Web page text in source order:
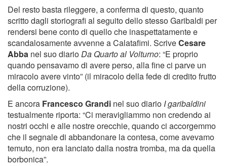
Del resto basta rileggere, a conferma di questo, quanto
scritto dagli storiografi al seguito dello stesso Garibaldi per
rendersi bene conto di quello che inaspettatamente e
scandalosamente avvenne a Calatafimi. ScriveCesare
Abba nel suo diarioDa Quarto al Volturno: “E proprio
quando pensavamo di avere perso, alla fine ci parve un
miracolo avere vinto” (il miracolo della fede di credito frutto
della corruzione).
E ancora Francesco Grandi nel suo diario I garibaldini
testualmente riporta: “Ci meravigliammo non credendo ai
nostri occhi e alle nostre orecchie, quando ci accorgemmo
che il segnale di abbandonare la contesa, come avevamo
temuto, non era lanciato dalla nostra tromba, ma da quella
borbonica”.